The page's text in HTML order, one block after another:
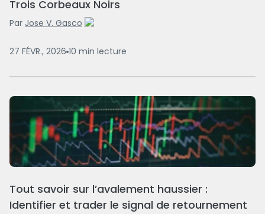
Trois Corbeaux Noirs
Par Jose V. Gasco
27 FÉVR., 2026 10 min lecture
Tout savoir sur l’avalement haussier :
Identifier et trader le signal de retournement